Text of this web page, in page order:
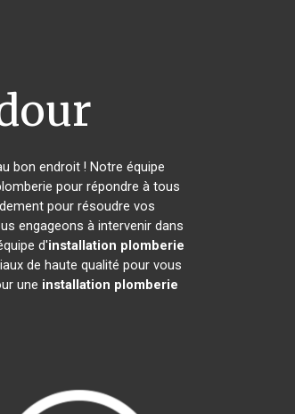
bon endroit ! Notre équipe
pour répondre à tous
pour résoudre vos
engageons à intervenir dans
d'installation plomberie
de haute qualité pour vous
une installation plomberie